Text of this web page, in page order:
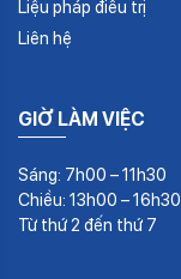
Liệu pháp điều trị
Liên hệ
GIỜ LÀM VIỆC
Sáng: 7h00 – 11h30
Chiều: 13h00 – 16h30
Từ thứ 2 đến thứ 7